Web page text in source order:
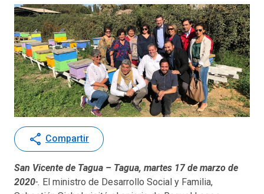
share Compartir
San Vicente de Tagua – Tagua, martes 17 de marzo de
2020-. El ministro de Desarrollo Social y Familia,